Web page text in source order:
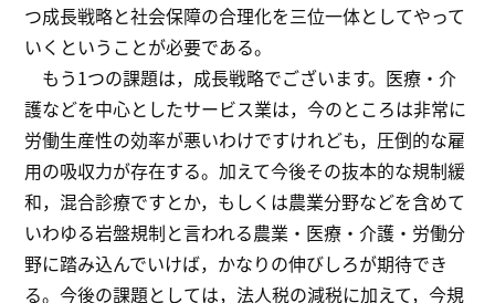
つ成長戦略と社会保障の合理化を三位一体としてやって
いくということが必要である。
もう1つの課題は，成長戦略でございます。医療・介
護などを中心としたサービス業は，今のところは非常に
労働生産性の効率が悪いわけですけれども，圧倒的な雇
用の吸収力が存在する。加えて今後その抜本的な規制緩
和，混合診療ですとか，もしくは農業分野などを含めて
いわゆる岩盤規制と言われる農業・医療・介護・労働分
野に踏み込んでいけば，かなりの伸びしろが期待でき
る。今後の課題としては，法人税の減税に加えて，今規